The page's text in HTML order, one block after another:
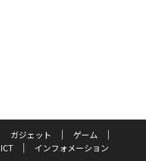
ガジェット
ゲーム
ICT インフォメーション